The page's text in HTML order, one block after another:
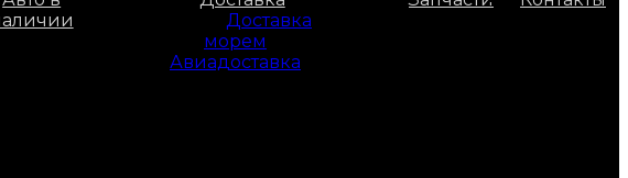
Доставка
морем
Авиадоставка